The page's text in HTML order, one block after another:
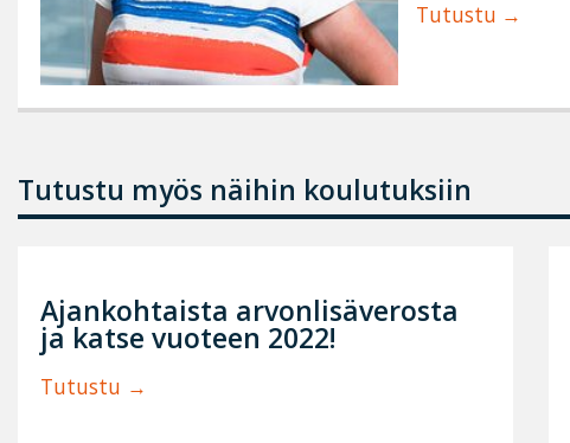
Tutustu
Tutustu myös näihin koulutuksiin
Ajankohtaista arvonlisäverosta
ja katse vuoteen 2022!
Tutustu